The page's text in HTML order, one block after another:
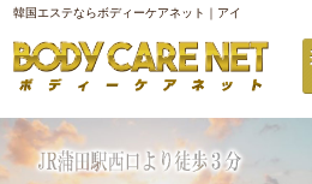
韓国エステならボディーケアネット｜アイ